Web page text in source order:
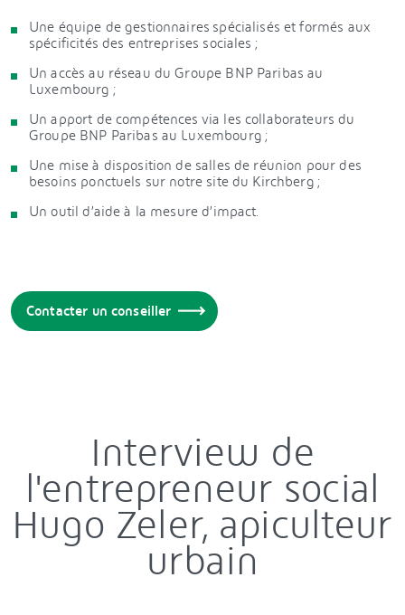
Une équipe de gestionnaires spécialisés et formés aux
spécificités des entreprises sociales ;
Un accès au réseau du Groupe BNP Paribas au
Luxembourg ;
Un apport de compétences via les collaborateurs du
Groupe BNP Paribas au Luxembourg ;
Une mise à disposition de salles de réunion pour des
besoins ponctuels sur notre site du Kirchberg ;
Un outil d’aide à la mesure d’impact.
Contacter un conseiller
Interview de
l'entrepreneur social
Hugo Zeler, apiculteur
urbain